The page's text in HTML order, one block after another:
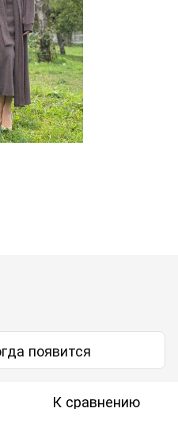
появится
К сравнению